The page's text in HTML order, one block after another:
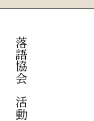
落語協会の活動